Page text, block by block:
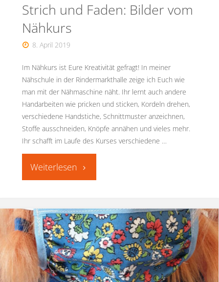
Strich und Faden: Bilder vom
Nähkurs
8. April 2019
Im Nähkurs ist Eure Kreativität gefragt! In meiner
Nähschule in der Rindermarkthalle zeige ich Euch wie
man mit der Nähmaschine näht. Ihr lernt auch andere
Handarbeiten wie pricken und sticken, Kordeln drehen,
verschiedene Handstiche, Schnittmuster anzeichnen,
Stoffe ausschneiden, Knöpfe annähen und vieles mehr.
Ihr schafft im Laufe des Kurses verschiedene …
"Strich
Bilder
vom
Nähkurs"